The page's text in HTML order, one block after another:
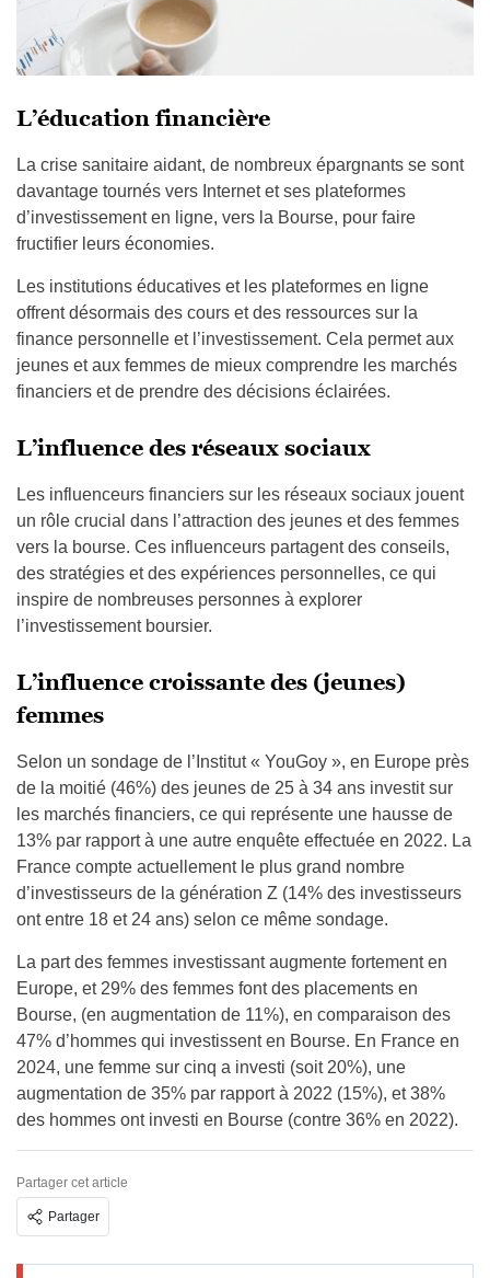
L’éducation financière
La crise sanitaire aidant, de nombreux épargnants se sont
davantage tournés vers Internet et ses plateformes
d’investissement en ligne, vers la Bourse, pour faire
fructifier leurs économies.
Les institutions éducatives et les plateformes en ligne
offrent désormais des cours et des ressources sur la
finance personnelle et l’investissement. Cela permet aux
jeunes et aux femmes de mieux comprendre les marchés
financiers et de prendre des décisions éclairées.
L’influence des réseaux sociaux
Les influenceurs financiers sur les réseaux sociaux jouent
un rôle crucial dans l’attraction des jeunes et des femmes
vers la bourse. Ces influenceurs partagent des conseils,
des stratégies et des expériences personnelles, ce qui
inspire de nombreuses personnes à explorer
l’investissement boursier.
L’influence croissante des (jeunes)
femmes
Selon un sondage de l’Institut « YouGoy », en Europe près
de la moitié (46%) des jeunes de 25 à 34 ans investit sur
les marchés financiers, ce qui représente une hausse de
13% par rapport à une autre enquête effectuée en 2022. La
France compte actuellement le plus grand nombre
d’investisseurs de la génération Z (14% des investisseurs
ont entre 18 et 24 ans) selon ce même sondage.
La part des femmes investissant augmente fortement en
Europe, et 29% des femmes font des placements en
Bourse, (en augmentation de 11%), en comparaison des
47% d’hommes qui investissent en Bourse. En France en
2024, une femme sur cinq a investi (soit 20%), une
augmentation de 35% par rapport à 2022 (15%), et 38%
des hommes ont investi en Bourse (contre 36% en 2022).
Partager cet article
Partager